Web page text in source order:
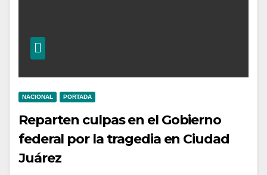
NACIONAL PORTADA
Reparten culpas en el Gobierno
federal por la tragedia en Ciudad
Juárez